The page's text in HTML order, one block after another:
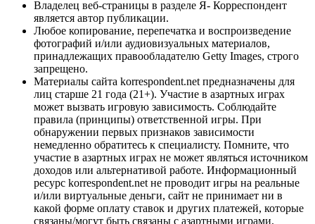
Владелец веб-страницы в разделе Я- Корреспондент
является автор публикации.
Любое копирование, перепечатка и воспроизведение
фотографий и/или аудиовизуальных материалов,
принадлежащих правообладателю Getty Images, строго
запрещено.
Материалы сайта korrespondent.net предназначены для
лиц старше 21 года (21+). Участие в азартных играх
может вызвать игровую зависимость. Соблюдайте
правила (принципы) ответственной игры. При
обнаружении первых признаков зависимости
немедленно обратитесь к специалисту. Помните, что
участие в азартных играх не может являться источником
доходов или альтернативой работе. Информационный
ресурс korrespondent.net не проводит игры на реальные
и/или виртуальные деньги, сайт не принимает ни в
какой форме оплату ставок и других платежей, которые
связаны/могут быть связаны с азартными играми,